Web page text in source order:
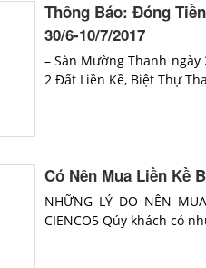
Thông Báo: Đóng
30/6-10/7/2017
– Sàn Mường Thanh
2 Đất Liền Kề, Biệt Thự
Có Nên Mua Liền Kề
NHỮNG LÝ DO NÊN
CIENCO5 Qúy khách có